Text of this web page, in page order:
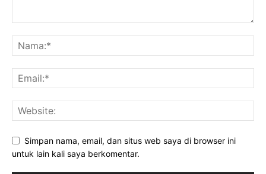
Simpan nama, email, dan situs web saya di browser ini
untuk lain kali saya berkomentar.